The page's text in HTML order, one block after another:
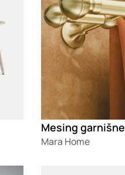
Mesing garnišne
Mara Home